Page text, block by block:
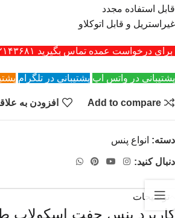
قابل استفاده مجدد
غیراستریل و قابل اتوکلاو
برای درخواست عمده تماس بگیرید ۰۹۲۱۲۱۴۳۶۸۱ - ۰۹۳۰۰۹۳۹۳۱۴
پشتیبانی در واتس اپ پشتیبانی در تلگرام
Add to compare افزودن به
دسته: انواع پنس
دنبال کنید:
توضیحات